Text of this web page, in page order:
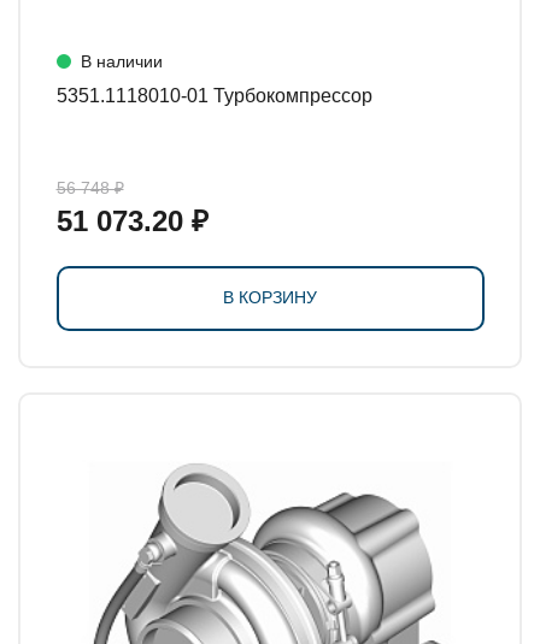
В наличии
5351.1118010-01 Турбокомпрессор
56 748 ₽
51 073.20 ₽
В КОРЗИНУ